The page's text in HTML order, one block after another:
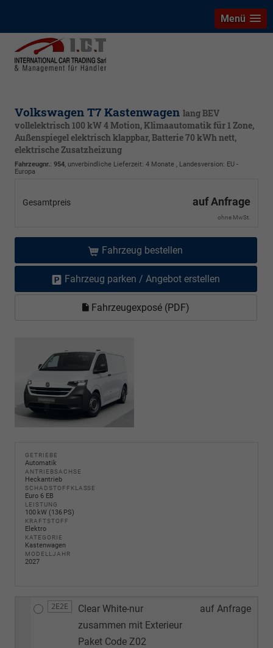
Menü
Volkswagen T7 Kastenwagen lang BEV
vollelektrisch 100 kW 4 Motion, Klimaautomatik für 1 Zone,
Außenspiegel elektrisch klappbar, Batterie 70 kWh nett,
elektrische Zusatzheizung
Fahrzeugnr.: 954, unverbindliche Lieferzeit: 4 Monate , Landesversion: EU -
Europa
Gesamtpreis auf Anfrage
ohne MwSt.
Fahrzeug bestellen
Fahrzeug parken / Angebot erstellen
Fahrzeugexposé (PDF)
GETRIEBE
Automatik
ANTRIEBSACHSE
Heckantrieb
SCHADSTOFFKLASSE
Euro 6 EB
LEISTUNG
100 kW (136 PS)
KRAFTSTOFF
Elektro
KATEGORIE
Kastenwagen
MODELLJAHR
2027
2E2E
Clear White-nur
zusammen mit Exterieur
Paket Code Z02
auf Anfrage